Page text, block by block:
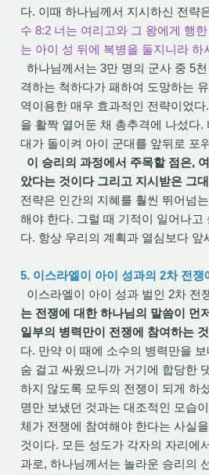
다. 이때 하나님께서 지시하신 전략
수 8:2 너는 여리고와 그 왕에게 행
는 아이 성 뒤에 복병을 둘지니라 하
하나님께서는 3만 명의 군사 중 5
격하는 척하다가 패하여 도망하는
역이용한 매우 효과적인 전략이었
을 활짝 열어둔 채 총추격에 나섰다
대가 돌이켜 아이 군대를 앞뒤로 포
이 승리의 과정에서 주목할 점은,
았다는 것이다 그리고 지시받은 그
전략은 인간의 지혜를 훨씬 뛰어넘
해야 한다. 그럴 때 기적이 일어나
다. 항상 우리의 계획과 열심보다
5. 이스라엘이 아이 성과의 2차 전
이스라엘이 아이 성과 벌인 2차 전
는 전쟁에 대한 하나님의 말씀이 먼
일부의 병력만이 전쟁에 참여하는
다. 만약 이 때에 소수의 병력만을
숨 걸고 싸웠으니까 거기에 합당한
하지 않도록 모두의 전쟁이 되게 하
명만 보냈던 것과는 대조적인 모습
체가 전쟁에 참여해야 한다는 사실
것이다. 모든 성도가 각자의 자리에
과로, 하나님께서는 놀라운 승리의